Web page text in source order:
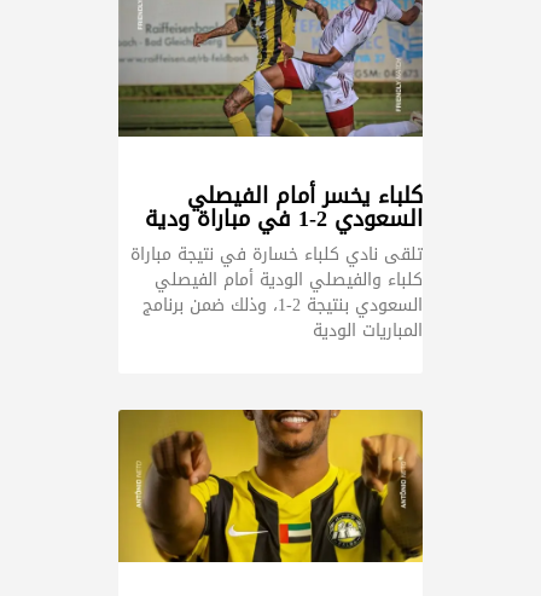
كلباء يخسر أمام الفيصلي
السعودي 2-1 في مباراة ودية
تلقى نادي كلباء خسارة في نتيجة مباراة
كلباء والفيصلي الودية أمام الفيصلي
السعودي بنتيجة 2-1، وذلك ضمن برنامج
المباريات الودية